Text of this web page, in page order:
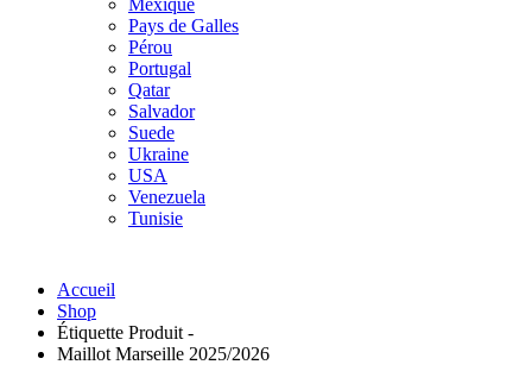
Mexique
Pays de Galles
Pérou
Portugal
Qatar
Salvador
Suede
Ukraine
USA
Venezuela
Tunisie
Accueil
Shop
Étiquette Produit -
Maillot Marseille 2025/2026